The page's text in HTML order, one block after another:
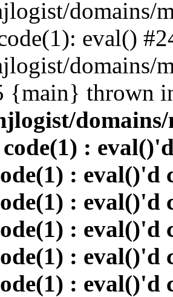
domains/
eval()
domains/
{main} thrown
:
: eval()'d
: eval()'d
: eval()'d
: eval()'d
: eval()'d